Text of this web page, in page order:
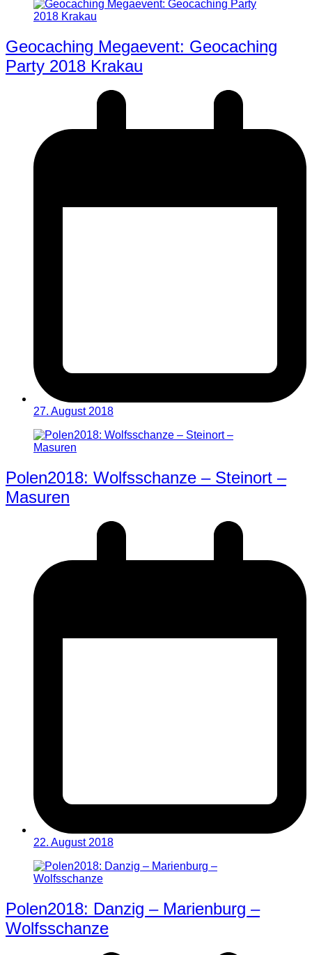
Geocaching Megaevent: Geocaching
Party 2018 Krakau
27. August 2018
Polen2018: Wolfsschanze – Steinort –
Masuren
22. August 2018
Polen2018: Danzig – Marienburg –
Wolfsschanze